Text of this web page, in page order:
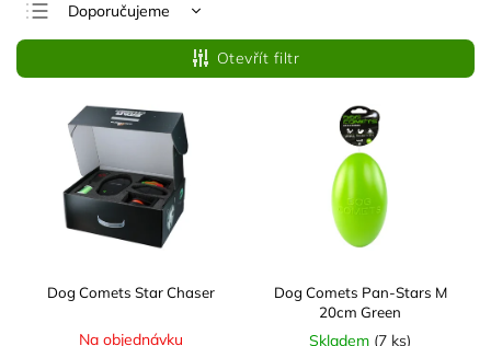
Doporučujeme
Nejlevnější
Nejdražší
Nejprodávanější
Abecedně
Otevřít filtr
Dog Comets Star Chaser
Na objednávku
Dog Comets Pan-Stars M
20cm Green
Skladem (7 ks)